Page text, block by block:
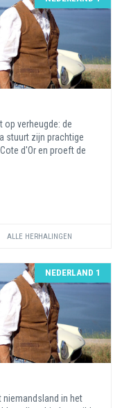
op verheugde: de
stuurt zijn prachtige
d'Or en proeft de
ALLE HERHALINGEN
NEDERLAND 1
niemandsland in het